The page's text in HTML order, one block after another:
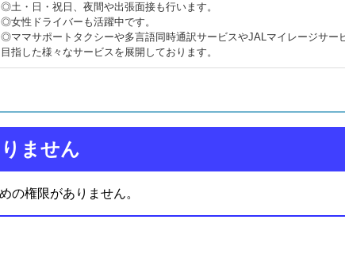
◎土・日・祝日、夜間や出張面接も行います。
◎女性ドライバーも活躍中です。
◎ママサポートタクシーや多言語同時通訳サービスやJALマイレージサー
目指した様々なサービスを展開しております。